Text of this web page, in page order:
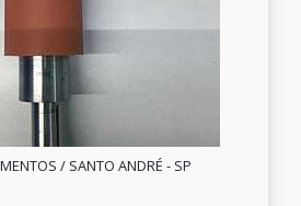
/ SANTO ANDRÉ - SP